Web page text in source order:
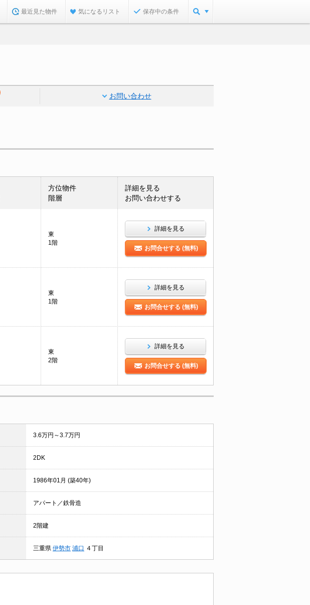
最近見た物件 気になるリスト 保存中の条件
お問い合わせ
方位物件
階層
詳細を見る
お問い合わせする
東
1階
詳細を見る
お問合せする (無料)
東
1階
詳細を見る
お問合せする (無料)
東
2階
詳細を見る
お問合せする (無料)
3.6万円～3.7万円
2DK
1986年01月 (築40年)
アパート／鉄骨造
2階建
三重県 伊勢市 浦口 ４丁目